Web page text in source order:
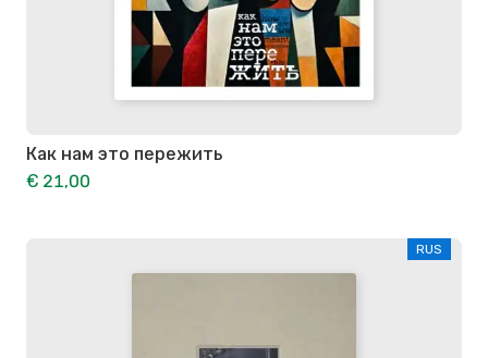
Как нам это пережить
€ 21,00
RUS